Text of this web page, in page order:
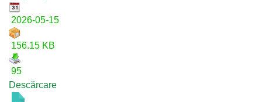
2026-05-15
156.15 KB
95
Descărcare